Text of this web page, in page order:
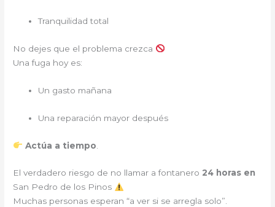
Tranquilidad total
No dejes que el problema crezca
Una fuga hoy es:
Un gasto mañana
Una reparación mayor después
Actúa a tiempo
El verdadero riesgo de no llamar a fontanero 24 horas en
San Pedro de los Pinos
Muchas personas esperan “a ver si se arregla solo”.